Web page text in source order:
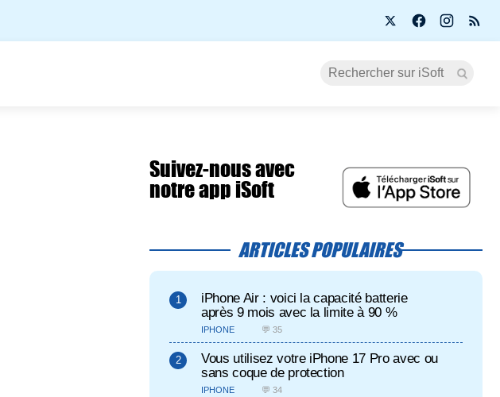
Suivez-nous avec
notre app iSoft
ARTICLES POPULAIRES
iPhone Air : voici la capacité batterie
après 9 mois avec la limite à 90 %
IPHONE 💬 35
Vous utilisez votre iPhone 17 Pro avec ou
sans coque de protection
IPHONE 💬 34